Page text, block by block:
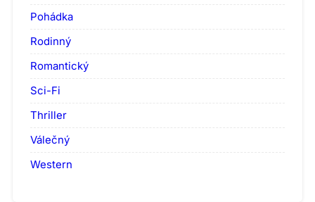
Pohádka
Rodinný
Romantický
Sci-Fi
Thriller
Válečný
Western